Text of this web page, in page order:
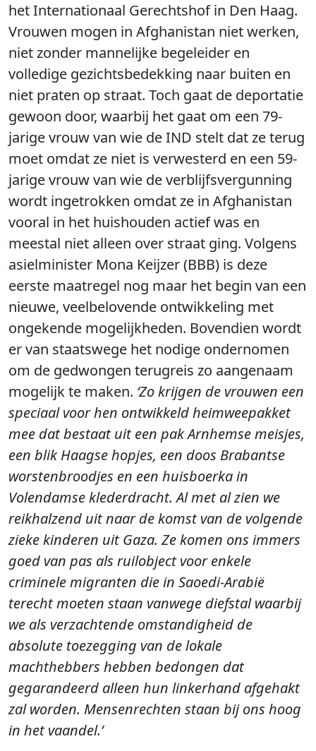
het Internationaal Gerechtshof in Den Haag.
Vrouwen mogen in Afghanistan niet werken,
niet zonder mannelijke begeleider en
volledige gezichtsbedekking naar buiten en
niet praten op straat. Toch gaat de deportatie
gewoon door, waarbij het gaat om een 79-
jarige vrouw van wie de IND stelt dat ze terug
moet omdat ze niet is verwesterd en een 59-
jarige vrouw van wie de verblijfsvergunning
wordt ingetrokken omdat ze in Afghanistan
vooral in het huishouden actief was en
meestal niet alleen over straat ging. Volgens
asielminister Mona Keijzer (BBB) is deze
eerste maatregel nog maar het begin van een
nieuwe, veelbelovende ontwikkeling met
ongekende mogelijkheden. Bovendien wordt
er van staatswege het nodige ondernomen
om de gedwongen terugreis zo aangenaam
mogelijk te maken. ‘Zo krijgen de vrouwen een
speciaal voor hen ontwikkeld heimweepakket
mee dat bestaat uit een pak Arnhemse meisjes,
een blik Haagse hopjes, een doos Brabantse
worstenbroodjes en een huisboerka in
Volendamse klederdracht. Al met al zien we
reikhalzend uit naar de komst van de volgende
zieke kinderen uit Gaza. Ze komen ons immers
goed van pas als ruilobject voor enkele
criminele migranten die in Saoedi-Arabië
terecht moeten staan vanwege diefstal waarbij
we als verzachtende omstandigheid de
absolute toezegging van de lokale
machthebbers hebben bedongen dat
gegarandeerd alleen hun linkerhand afgehakt
zal worden. Mensenrechten staan bij ons hoog
in het vaandel.’